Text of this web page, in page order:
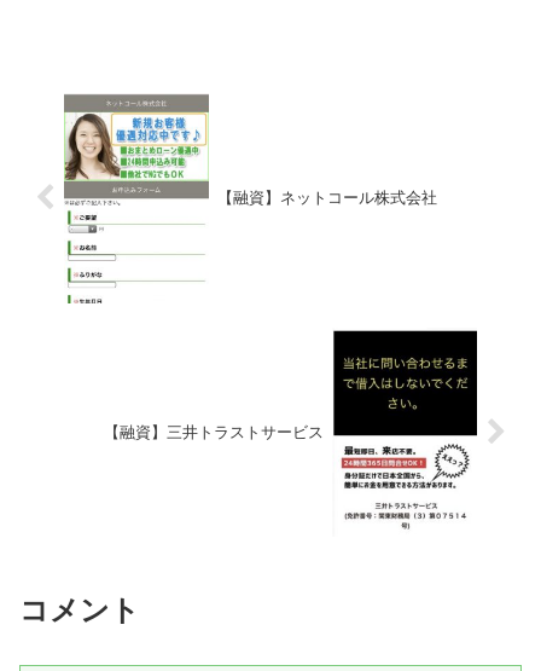
【融資】ネットコール株式会社
【融資】三井トラストサービス
コメント